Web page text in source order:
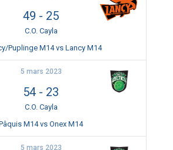
49 - 25
C.O. Cayla
Puplinge M14 vs Lancy M14
5 mars 2023
54 - 23
C.O. Cayla
M14 vs Onex M14
5 mars 2023